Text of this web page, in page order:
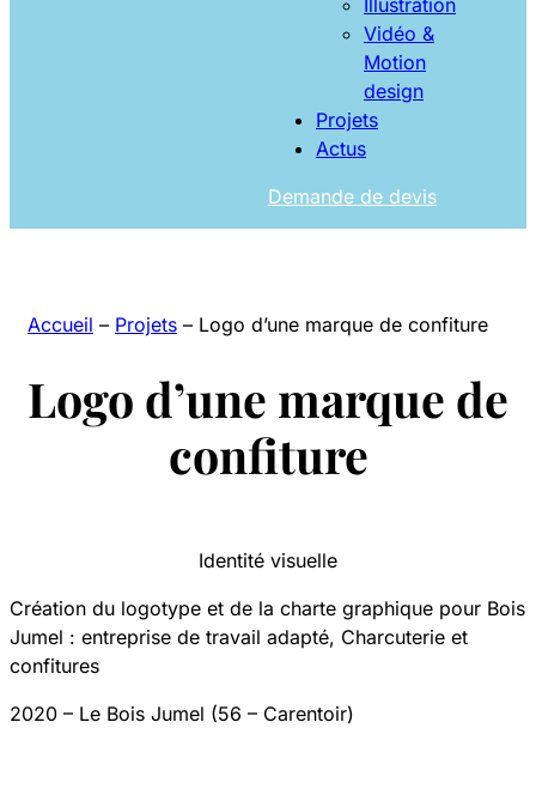
Illustration
Vidéo &
Motion
design
Projets
Actus
Demande de devis
Accueil – Projets – Logo d’une marque de confiture
Logo d’une marque de
confiture
Identité visuelle
Création du logotype et de la charte graphique pour Bois
Jumel : entreprise de travail adapté, Charcuterie et
confitures
2020 – Le Bois Jumel (56 – Carentoir)